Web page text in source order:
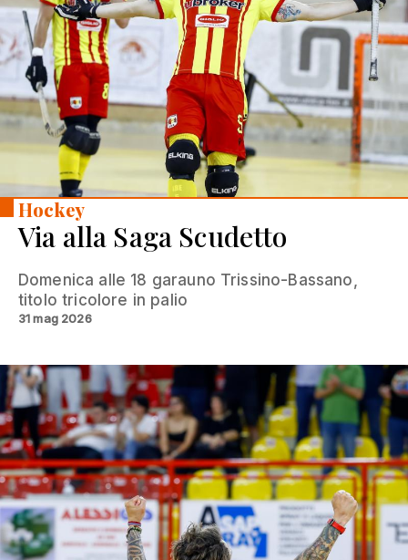
Hockey
Via alla Saga Scudetto
Domenica alle 18 garauno Trissino-Bassano,
titolo tricolore in palio
31 mag 2026